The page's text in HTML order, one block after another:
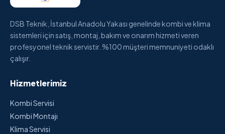
DSB Teknik, İstanbul Anadolu Yakası genelinde kombi ve klima
sistemleri için satış, montaj, bakım ve onarım hizmeti veren
profesyonel teknik servistir. %100 müşteri memnuniyeti odaklı
çalışır.
Hizmetlerimiz
Kombi Servisi
Kombi Montajı
Klima Servisi